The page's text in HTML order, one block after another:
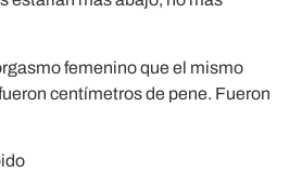
femenino que el mismo
centímetros de pene. Fueron